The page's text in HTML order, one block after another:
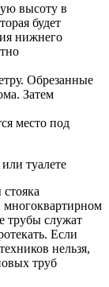
высоту в
будет
нижнего
Обрезанные
Затем
место под
туалете
многоквартирном
трубы служат
Если
нельзя,
труб